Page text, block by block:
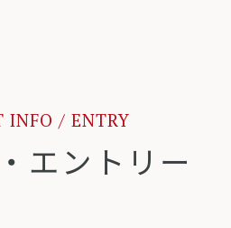
INFO / ENTRY
エントリー